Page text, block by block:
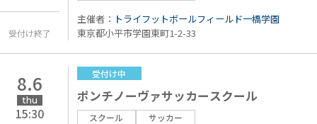
受付け終了
主催者： トライフットボールフィールド一橋学園
東京都小平市学園東町1-2-33
8.6
thu
15:30
受付け中
ポンチノーヴァサッカースクール
スクール サッカー